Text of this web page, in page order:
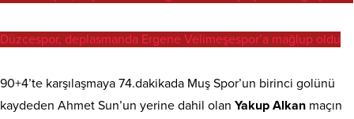
Düzcespor, deplasmanda Ergene Velimeşespor’a mağlup oldu
90+4’te karşılaşmaya 74.dakikada Muş Spor’un birinci golünü
kaydeden Ahmet Sun’un yerine dahil olan Yakup Alkan maçın